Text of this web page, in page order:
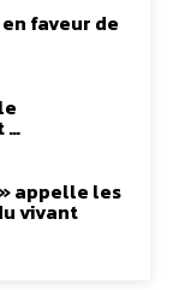
faveur de
…
» appelle les
vivant